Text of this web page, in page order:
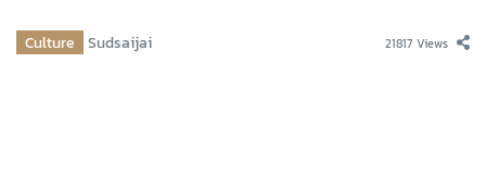
Culture Sudsaijai 21817 Views